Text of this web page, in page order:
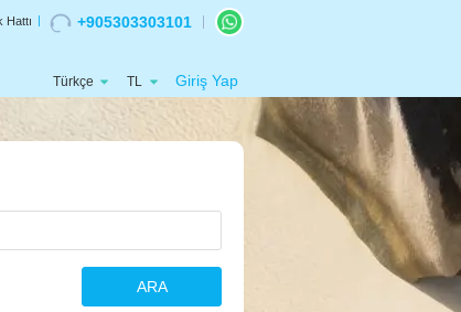
Hattı +905303303101
Türkçe TL Giriş Yap
ARA